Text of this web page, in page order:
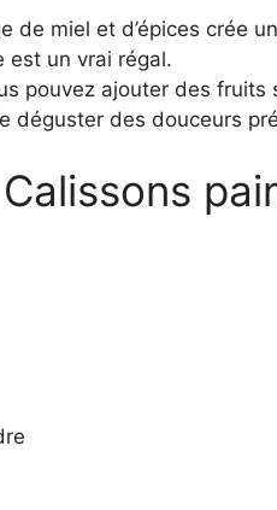
de miel et d’épices crée
est un vrai régal.
pouvez ajouter des fruits
déguster des douceurs